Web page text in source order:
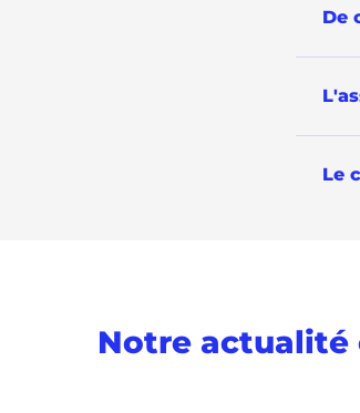
De
Le
Notre actualité